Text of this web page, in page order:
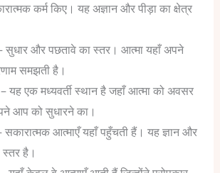
कर्म किए। यह अज्ञान और पीड़ा का क्षेत्र
सुधार और पछतावे का स्तर। आत्मा यहाँ अपने
समझती है।
यह एक मध्यवर्ती स्थान है जहाँ आत्मा को अवसर
आप को सुधारने का।
आत्माएँ यहाँ पहुँचती हैं। यह ज्ञान और
स्तर है।